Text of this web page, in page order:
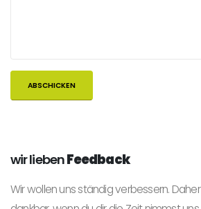
wir liebenFeedback
Wir wollen uns ständig verbessern.